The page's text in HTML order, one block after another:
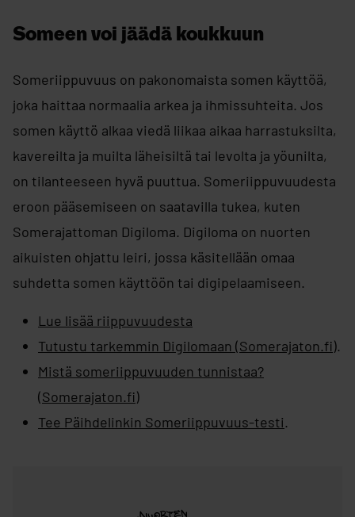
Someen voi jäädä koukkuun
Someriippuvuus on pakonomaista somen käyttöä,
joka haittaa normaalia arkea ja ihmissuhteita. Jos
somen käyttö alkaa viedä liikaa aikaa harrastuksilta,
kavereilta ja muilta läheisiltä tai levolta ja yöunilta,
on tilanteeseen hyvä puuttua. Someriippuvuudesta
eroon pääsemiseen on saatavilla tukea, kuten
Somerajattoman Digiloma. Digiloma on nuorten
aikuisten ohjattu leiri, jossa käsitellään omaa
suhdetta somen käyttöön tai digipelaamiseen.
Lue lisää riippuvuudesta
Tutustu tarkemmin Digilomaan (Somerajaton.fi).
Mistä someriippuvuuden tunnistaa?
(Somerajaton.fi)
Tee Päihdelinkin Someriippuvuus-testi.​